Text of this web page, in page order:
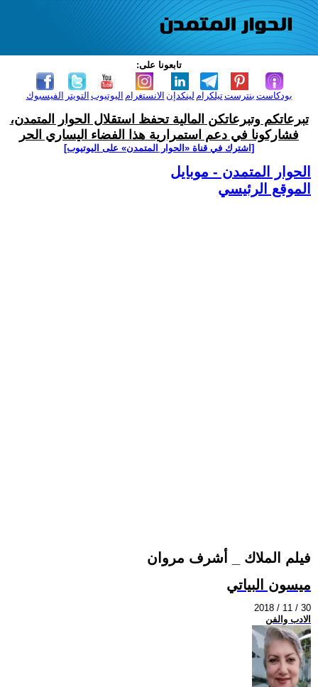
تابعونا على:
الفيسبوك التويتر اليوتيوب الانستغرام لينكدإن تيلكرامبنترست بودكاست
تبرعاتكم وتبرعاتكن المالية تحفظ استقلال الحوار المتمدن،
فشاركونا في دعم استمرارية هذا الفضاء اليساري الحر
[اشترك في قناة ‫«الحوار المتمدن» على اليوتيوب]
الحوار المتمدن - موبايل
الموقع الرئيسي
فيلم الملاك _ أشرف مروان
ميسون البياتي
2018 / 11 / 30
الادب والفن